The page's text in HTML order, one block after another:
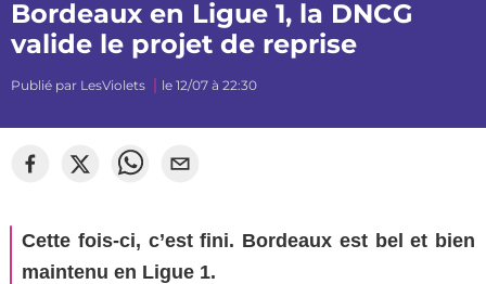
Bordeaux en Ligue 1, la DNCG
valide le projet de reprise
Publié par LesViolets le 12/07 à 22:30
Cette fois-ci, c’est fini. Bordeaux est bel et bien
maintenu en Ligue 1.